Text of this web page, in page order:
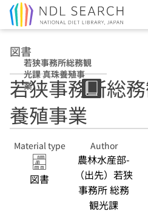
図書
若狭事務所総務観
光課 真珠養殖事
業
若狭事務所総
養殖事業
Material type
図書
Author
農林水産部-
（出先）若狭
事務所 総務
観光課